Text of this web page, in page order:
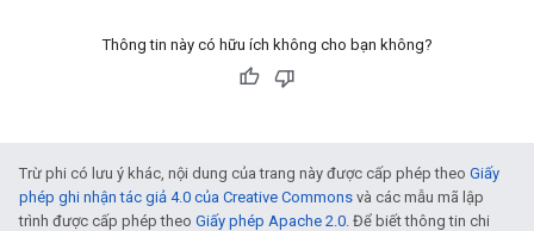
Thông tin này có hữu ích không cho bạn không?
Trừ phi có lưu ý khác, nội dung của trang này được cấp phép theo Giấy
phép ghi nhận tác giả 4.0 của Creative Commons và các mẫu mã lập
trình được cấp phép theo Giấy phép Apache 2.0. Để biết thông tin chi